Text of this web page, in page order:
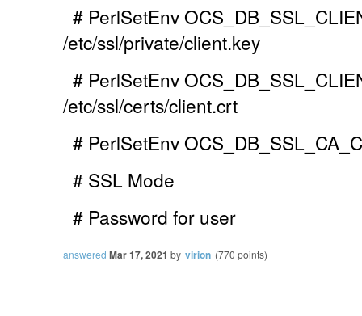
# PerlSetEnv
/etc/ssl/private/client.key
# PerlSetEnv
/etc/ssl/certs/client.crt
# PerlSetEnv
# SSL Mode
# Password for user
answered Mar 17, 2021 by virion (770 points)